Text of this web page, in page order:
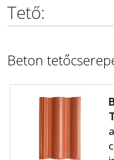
Tető:
Beton